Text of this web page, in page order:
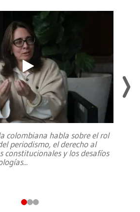
colombiana habla sobre el rol
periodismo, el derecho al
constitucionales y los desafíos
...